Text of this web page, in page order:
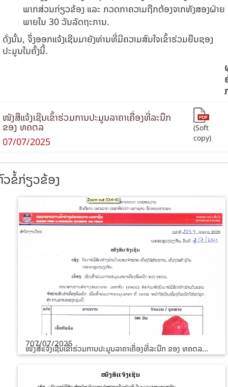
ພາກສ່ວນກ່ຽວຂ້ອງ ແລະ ກວດກາຄວາມຖືກຕ້ອງຈາກທັງສອງຝ່າຍ
ພາຍໃນ 30 ວັນລັດຖະການ.
ດັ່ງນັ້ນ, ຈຶ່ງອອກແຈ້ງເຊີນມາຍັງທ່ານທີ່ມີຄວາມສົນໃຈເຂົ້າຮ່ວມຍືນຊອງ
ປະມູນໃນຄັ້ງນີ້.
ໜັງສືແຈ້ງເຊີນເຂົ້າຮ່ວມການປະມູນລາຄາເຄື່ອງທີ່ລະນືກ
ຂອງ ທຄຕລ
07/07/2025
(Soft
copy)
ຂໍ້ກ່ຽວຂ້ອງ
ໜັງສືແຈ້ງເຊີນເຂົ້າຮ່ວມການປະມູນລາຄາເຄື່ອງທີ່ລະນືກ ຂອງ ທຄຕລ...
707/07/2025